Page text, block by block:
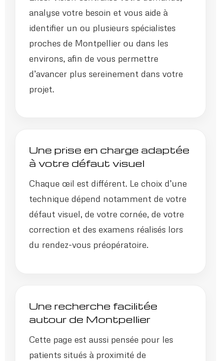
analyse votre besoin et vous aide à
identifier un ou plusieurs spécialistes
proches de Montpellier ou dans les
environs, afin de vous permettre
d’avancer plus sereinement dans votre
projet.
Une prise en charge adaptée
à votre défaut visuel
Chaque œil est différent. Le choix d’une
technique dépend notamment de votre
défaut visuel, de votre cornée, de votre
correction et des examens réalisés lors
du rendez-vous préopératoire.
Une recherche facilitée
autour de Montpellier
Cette page est aussi pensée pour les
patients situés à proximité de